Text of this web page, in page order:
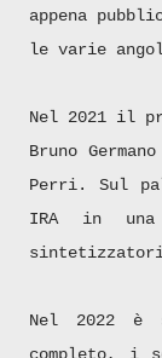
appena
le varie
Nel 2021 il
Bruno
Perri. Sul
IRA in una
Nel 2022